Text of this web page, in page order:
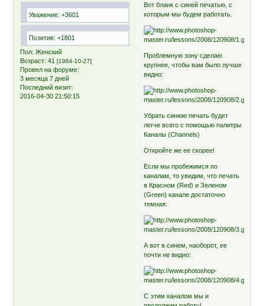
Уважение: +3601
Позитив: +1801
Пол: Женский
Возраст: 41[1984-10-27]
Провел на форуме:
3 месяца 7 дней
Последний визит:
2016-04-30 21:50:15
Вот бланк с синей печатью, с
которым мы будем работать.
Проблемную зону сделаю
крупнее, чтобы вам было лучше
видно:
Убрать синюю печать будет
легче всего с помощью палитры
Каналы (Channels)
Откройте же ее скорее!
Если мы пробежимся по
каналам, то увидим, что печать
в Красном (Red) и Зеленом
(Green) канале достаточно
темная:
А вот в синем, наоборот, ее
почти не видно:
С этим каналом мы и